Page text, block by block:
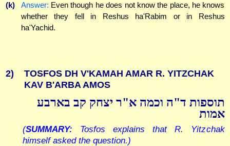
(k) Answer: Even though he does not know the place, he knows
whether they fell in Reshus ha'Rabim or in Reshus
ha'Yachid.
2)
TOSFOS DH V'KAMAH AMAR R. YITZCHAK
KAV B'ARBA AMOS
תוספות ד"ה וכמה א"ר יצחק קב בארבע
אמות
(SUMMARY: Tosfos explains that R. Yitzchak
himself asked the question.)